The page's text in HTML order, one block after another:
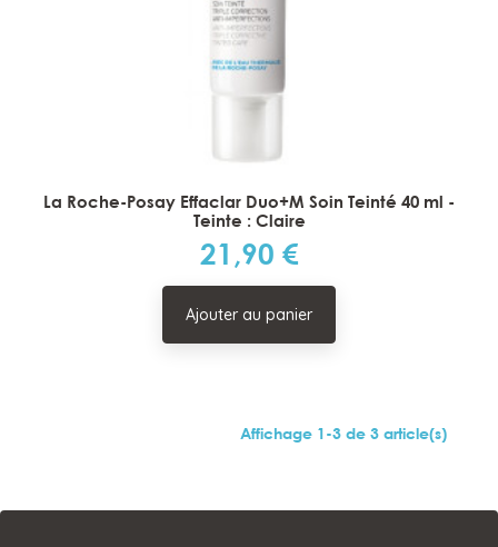
La Roche-Posay Effaclar Duo+M Soin Teinté 40 ml -
Teinte : Claire
Prix
21,90 €
Ajouter au panier
Affichage 1-3 de 3 article(s)